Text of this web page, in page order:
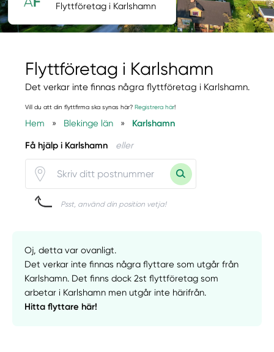
Flyttföretag i Karlshamn
Det verkar inte finnas några flyttföretag i Karlshamn.
Vill du att din flyttfirma ska synas här? Registrera här!
Hem » Blekinge län » Karlshamn
Få hjälp i Karlshamn eller
Psst, använd din position vetja!
Flyttföretag i Karlshamn
Oj, detta var ovanligt.
Det verkar inte finnas några flyttare som utgår från
Karlshamn. Det finns dock 2st flyttföretag som
arbetar i Karlshamn men utgår inte härifrån.
Hitta flyttare här!